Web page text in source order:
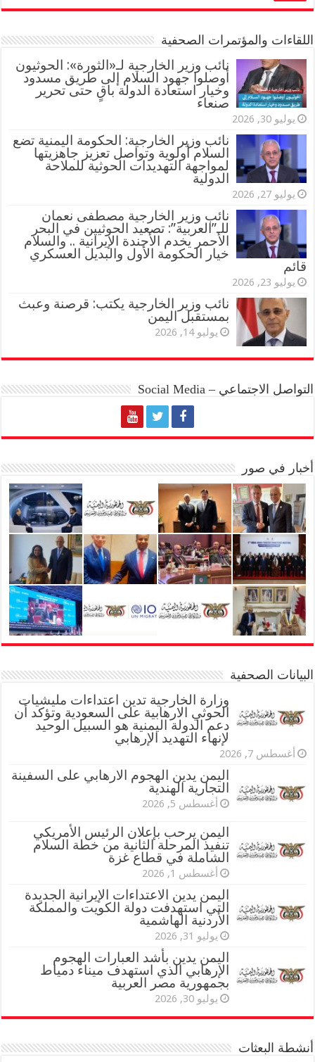
اللقاءات والمؤتمرات الصحفية
‏نائب وزير الخارجية لـ«الثورة»: الحوثيون
أوصلوا جهود السلام إلى طريق مسدود
وخيار استعادة الدولة باقٍ حتى تحرير
صنعاء
يوليو 30, 2026
نائب وزير الخارجية: الحكومة اليمنية تضع
السلام أولوية وتواصل تعزيز جاهزيتها
لمواجهة التهديدات الحوثية للملاحة
الدولية
يوليو 27, 2026
نائب وزير الخارجية مصطفى نعمان
للـ”العربية”: تصعيد الحوثيين في البحر
الأحمر يخدم الأجندة الإيرانية .. والسلام
خيار الحكومة الأول والبديل العسكري
قائم
يوليو 23, 2026
نائب وزير الخارجية يكتب: قرصنة وعبث
بمستقبل اليمن
يوليو 14, 2026
التواصل الاجتماعي – Social Media
أخبار في صور
البيانات الصحفية
وزارة الخارجية تدين اعتداءات مليشيات
الحوثي الارهابية على السعودية وتؤكد أن
دعم الدولة اليمنية هو السبيل الوحيد
لإنهاء التهديد الإرهابي
أغسطس 7, 2026
اليمن يدين الهجوم الارهابي على السفينة
التجارية الهندية
أغسطس 5, 2026
اليمن يرحب بإعلان الرئيس الأمريكي
تنفيذ المرحلة الثانية من خطة السلام
الشاملة في قطاع غزة
أغسطس 1, 2026
اليمن يدين الاعتداءات الإيرانية الجديدة
التي استهدفت دولة الكويت والمملكة
الأردنية الهاشمية
يوليو 31, 2026
اليمن يدين بأشد العبارات الهجوم
الإرهابي الذي استهدف ميناء دمياط
بجمهورية مصر العربية
يوليو 30, 2026
أنشطة البعثات